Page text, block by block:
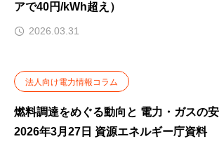
アで40円/kWh超え）
2026.03.31
法人向け電力情報コラム
燃料調達をめぐる動向と 電力・ガスの
2026年3月27日 資源エネルギー庁資料